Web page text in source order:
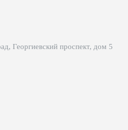
Георгиевский проспект, дом 5